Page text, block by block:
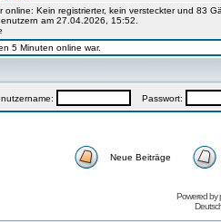
online: Kein registrierter, kein versteckter und 83
am 27.04.2026, 15:52.
5 Minuten online war.
Passwort:
Neue Beiträge
Powered by